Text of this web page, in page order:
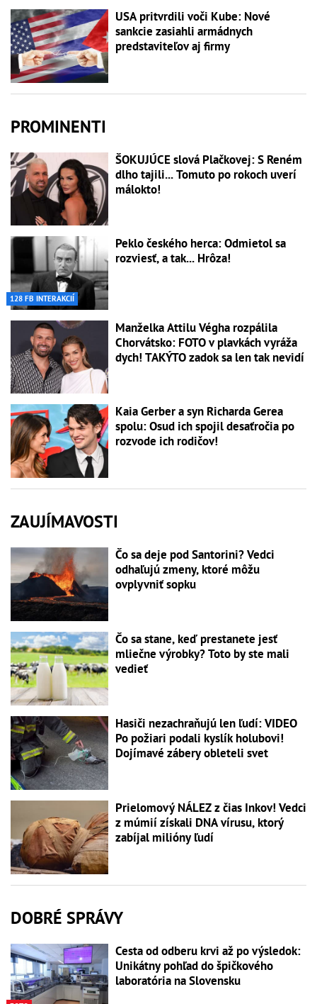
USA pritvrdili voči Kube: Nové
sankcie zasiahli armádnych
predstaviteľov aj firmy
PROMINENTI
ŠOKUJÚCE slová Plačkovej: S Reném
dlho tajili... Tomuto po rokoch uverí
málokto!
128 FB INTERAKCIÍ
Peklo českého herca: Odmietol sa
rozviesť, a tak... Hrôza!
Manželka Attilu Végha rozpálila
Chorvátsko: FOTO v plavkách vyráža
dych! TAKÝTO zadok sa len tak nevidí
Kaia Gerber a syn Richarda Gerea
spolu: Osud ich spojil desaťročia po
rozvode ich rodičov!
ZAUJÍMAVOSTI
Čo sa deje pod Santorini? Vedci
odhaľujú zmeny, ktoré môžu
ovplyvniť sopku
Čo sa stane, keď prestanete jesť
mliečne výrobky? Toto by ste mali
vedieť
Hasiči nezachraňujú len ľudí: VIDEO
Po požiari podali kyslík holubovi!
Dojímavé zábery obleteli svet
Prielomový NÁLEZ z čias Inkov! Vedci
z múmií získali DNA vírusu, ktorý
zabíjal milióny ľudí
DOBRÉ SPRÁVY
Cesta od odberu krvi až po výsledok:
Unikátny pohľad do špičkového
laboratória na Slovensku